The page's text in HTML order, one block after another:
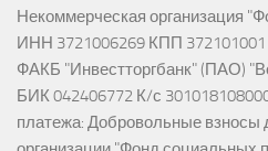
Некоммерческая организация
ИНН 3721006269 КПП
ФАКБ "Инвестторгбанк" (ПАО)
БИК 042406772 К/с
платежа: Добровольные взносы